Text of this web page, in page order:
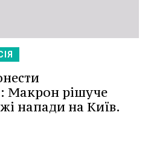
Макрон рішуче
напади на Київ.